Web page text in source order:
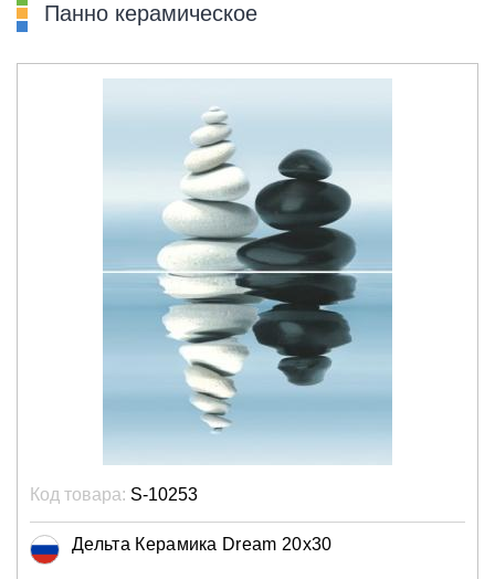
Панно керамическое
Код товара: S-10253
Дельта Керамика Dream 20x30